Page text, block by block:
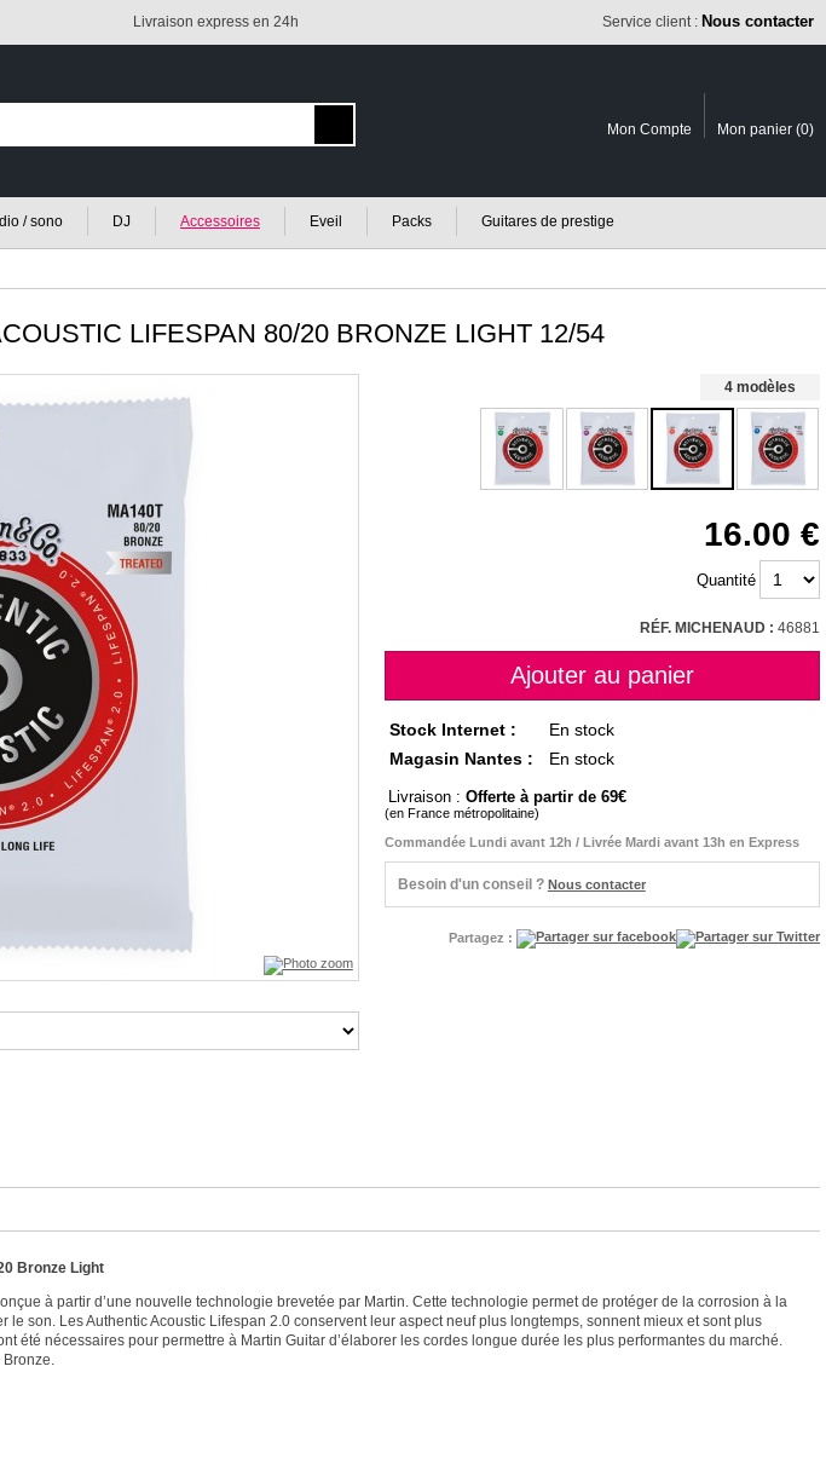
Livraison express en 24h Service client : Nous contacter
Mon Compte Mon panier (0)
/ sono DJ Accessoires Eveil Packs Guitares de prestige
LIFESPAN 80/20 BRONZE LIGHT 12/54
4 modèles
16.00
Quantité
RÉF. MICHENAUD : 46881
Stock Internet :
En stock
Magasin Nantes :
En stock
Livraison : Offerte à partir de 69
(en France métropolitaine)
Commandée Lundi avant 12h / Livrée Mardi avant 13h en Express
Besoin d'un conseil ? Nous contacter
Partagez :
BronzeLight
à partir d’une nouvelle technologie brevetée par Martin. Cette technologie permet de protéger de la corrosion à la
le son. Les Authentic Acoustic Lifespan 2.0 conservent leur aspect neuf plus longtemps, sonnent mieux et sont plus
été nécessaires pour permettre à Martin Guitar d’élaborer les cordes longue durée les plus performantes du marché.